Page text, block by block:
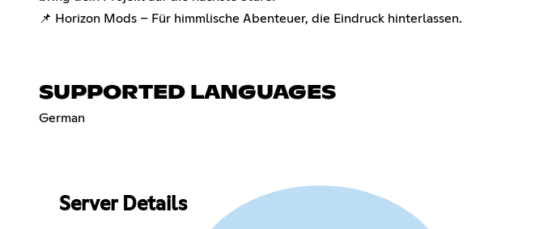
📌 Horizon Mods – Für himmlische Abenteuer, die Eindruck hinterlassen.
SUPPORTED LANGUAGES
German
Server Details